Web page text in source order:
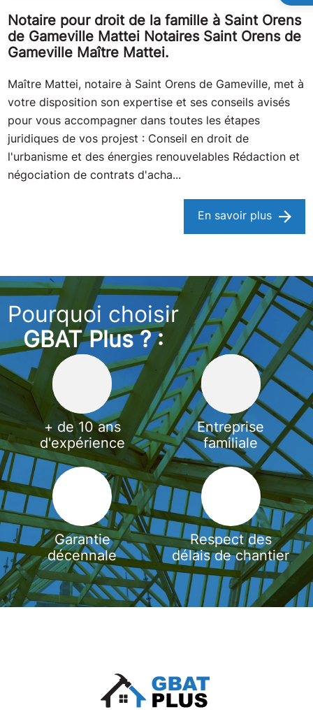
Notaire pour droit de la famille à Saint Orens
de Gameville Mattei Notaires Saint Orens de
Gameville Maître Mattei.
Maître Mattei, notaire à Saint Orens de Gameville, met à
votre disposition son expertise et ses conseils avisés
pour vous accompagner dans toutes les étapes
juridiques de vos projest : Conseil en droit de
l'urbanisme et des énergies renouvelables Rédaction et
négociation de contrats d'acha...
En savoir plus
Pourquoi choisir
GBAT Plus ? :
+ de 10 ans
d'expérience
Entreprise
familiale
Garantie
décennale
Respect des
délais de chantier